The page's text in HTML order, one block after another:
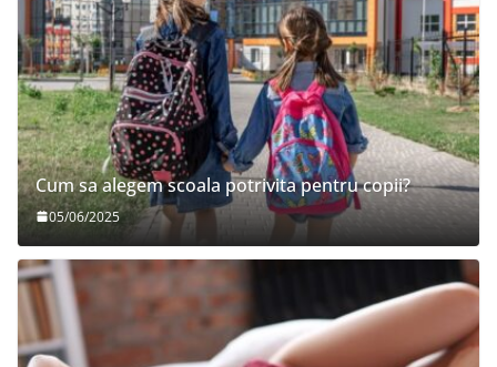
Cum sa alegem scoala potrivita pentru copii?
05/06/2025